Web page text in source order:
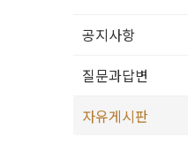
공지사항
질문과답변
자유게시판